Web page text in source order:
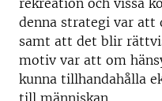
rekreation och vissa
denna strategi var att
samt att det blir
motiv var att om
kunna tillhandahålla
till människan.